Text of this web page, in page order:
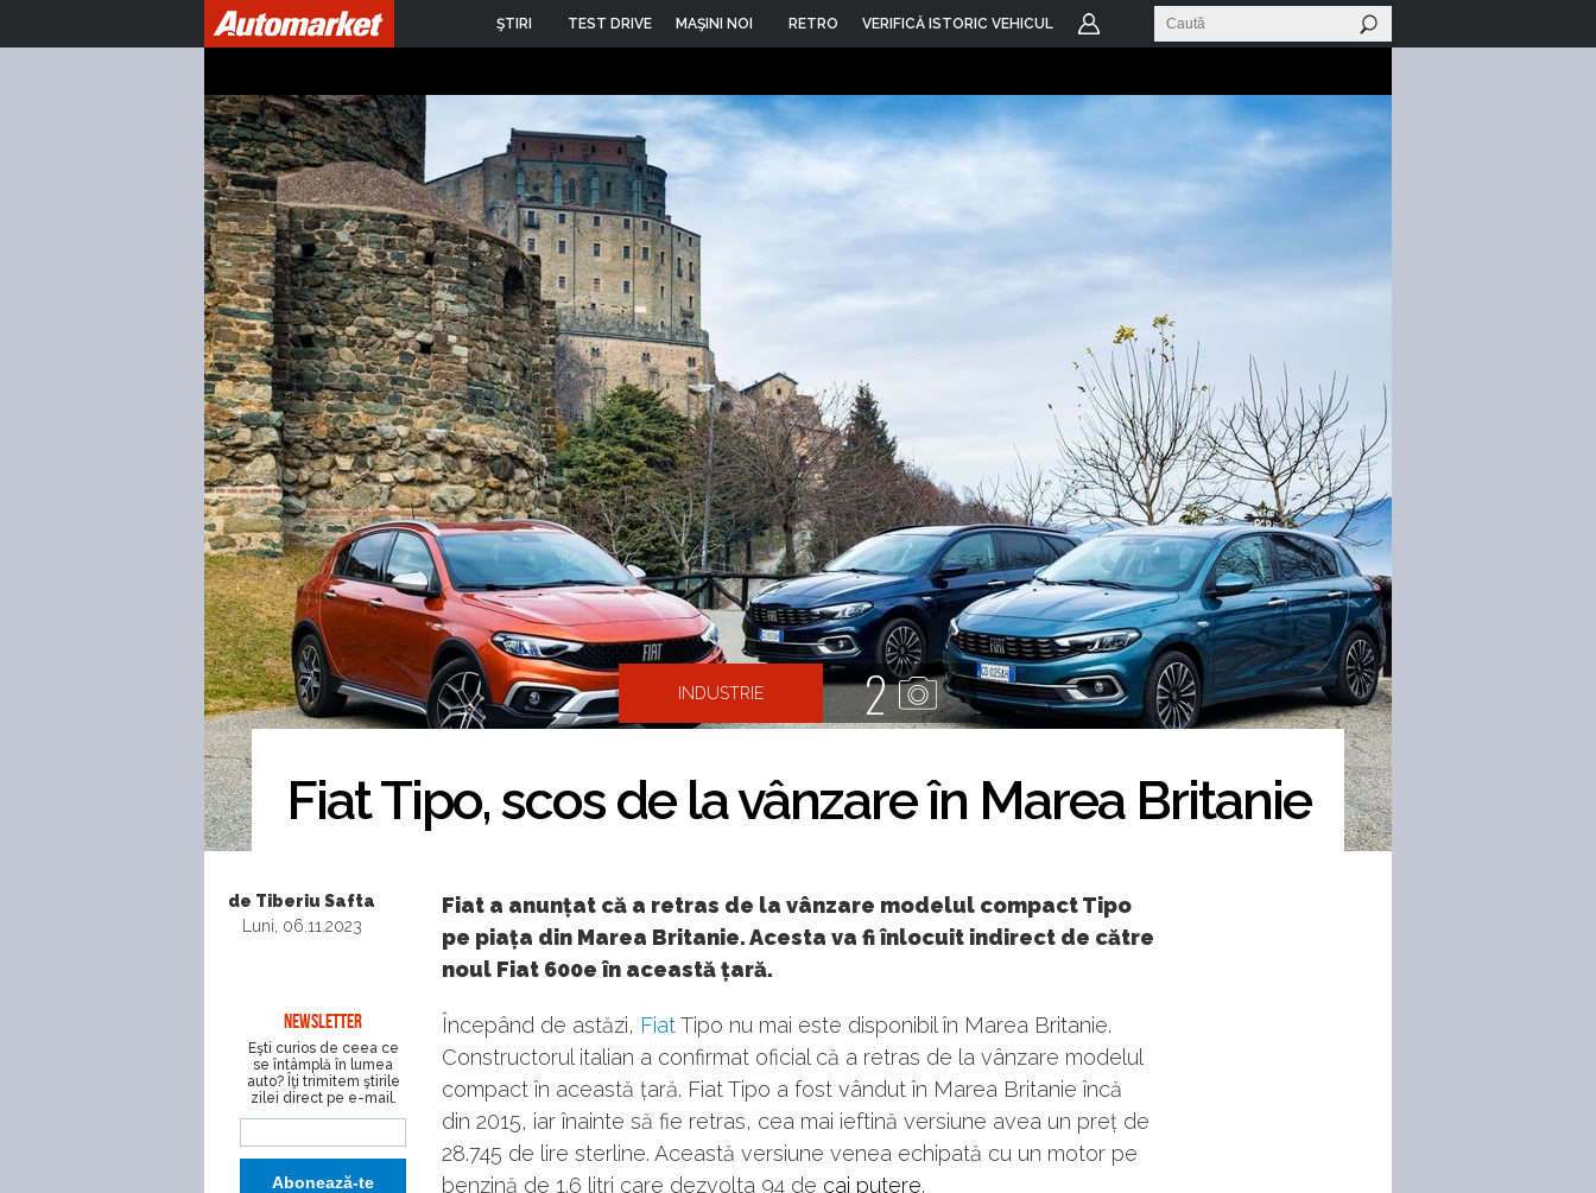
ŞTIRI TEST DRIVE MAŞINI NOI RETRO VERIFICĂ ISTORIC VEHICUL
INDUSTRIE 2
Fiat Tipo, scos de la vânzare în Marea Britanie
de Tiberiu Safta
Luni, 06.11.2023
NEWSLETTER
Eşti curios de ceea ce
se întâmplă în lumea
auto? Îţi trimitem ştirile
zilei direct pe e-mail.
Fiat a anunțat că a retras de la vânzare modelul compact Tipo
pe piața din Marea Britanie. Acesta va fi înlocuit indirect de către
noul Fiat 600e în această țară.
Începând de astăzi, FiatTipo nu mai este disponibil în Marea Britanie.
Constructorul italian a confirmat oficial că a retras de la vânzare modelul
compact în această țară. Fiat Tipo a fost vândut în Marea Britanie încă
din 2015, iar înainte să fie retras, cea mai ieftină versiune avea un preț de
28.745 de lire sterline. Această versiune venea echipată cu un motor pe
benzină de 1.6 litri care dezvolta 94 de cai putere.